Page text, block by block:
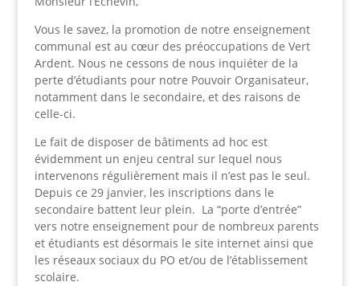
Vous le savez, la promotion de notre enseignement
communal est au cœur des préoccupations de Vert
Ardent. Nous ne cessons de nous inquiéter de la
perte d’étudiants pour notre Pouvoir Organisateur,
notamment dans le secondaire, et des raisons de
celle-ci.
Le fait de disposer de bâtiments ad hoc est
évidemment un enjeu central sur lequel nous
intervenons régulièrement mais il n’est pas le seul.
Depuis ce 29 janvier, les inscriptions dans le
secondaire battent leur plein. La “porte d’entrée”
vers notre enseignement pour de nombreux parents
et étudiants est désormais le site internet ainsi que
les réseaux sociaux du PO et/ou de l’établissement
scolaire.